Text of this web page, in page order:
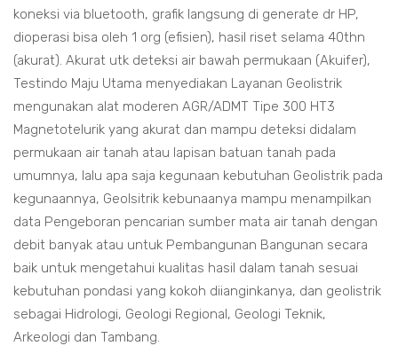
koneksi via bluetooth, grafik langsung di generate dr HP,
dioperasi bisa oleh 1 org (efisien), hasil riset selama 40thn
(akurat). Akurat utk deteksi air bawah permukaan (Akuifer),
Testindo Maju Utama menyediakan Layanan Geolistrik
mengunakan alat moderen AGR/ADMT Tipe 300 HT3
Magnetotelurik yang akurat dan mampu deteksi didalam
permukaan air tanah atau lapisan batuan tanah pada
umumnya, lalu apa saja kegunaan kebutuhan Geolistrik pada
kegunaannya, Geolsitrik kebunaanya mampu menampilkan
data Pengeboran pencarian sumber mata air tanah dengan
debit banyak atau untuk Pembangunan Bangunan secara
baik untuk mengetahui kualitas hasil dalam tanah sesuai
kebutuhan pondasi yang kokoh diianginkanya, dan geolistrik
sebagai Hidrologi, Geologi Regional, Geologi Teknik,
Arkeologi dan Tambang.